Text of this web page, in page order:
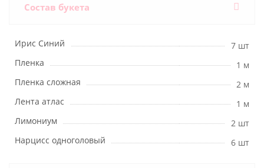
Состав букета
Ирис Синий
7 шт
Пленка
1 м
Пленка сложная
2 м
Лента атлас
1 м
Лимониум
2 шт
Нарцисс одноголовый
6 шт